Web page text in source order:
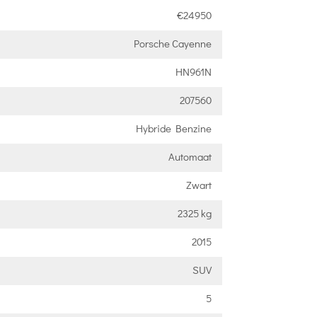
€24950
Porsche Cayenne
HN961N
207560
Hybride Benzine
Automaat
Zwart
2325 kg
2015
SUV
5